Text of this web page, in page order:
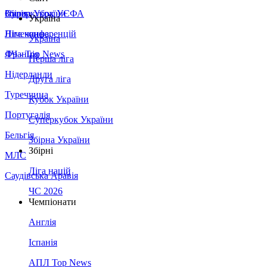
Збірна України
Італія
Німеччина
Франція
Нідерланди
Туреччина
Португалія
Бельгія
МЛС
Саудівська Аравія
Суперкубок УЄФА
Ліга конференцій
ЛЧ - Top News
Україна
Україна
Перша ліга
Друга ліга
Кубок України
Суперкубок України
Збірна України
Збірні
Ліга націй
ЧС 2026
Чемпіонати
Англія
Іспанія
АПЛ Top News